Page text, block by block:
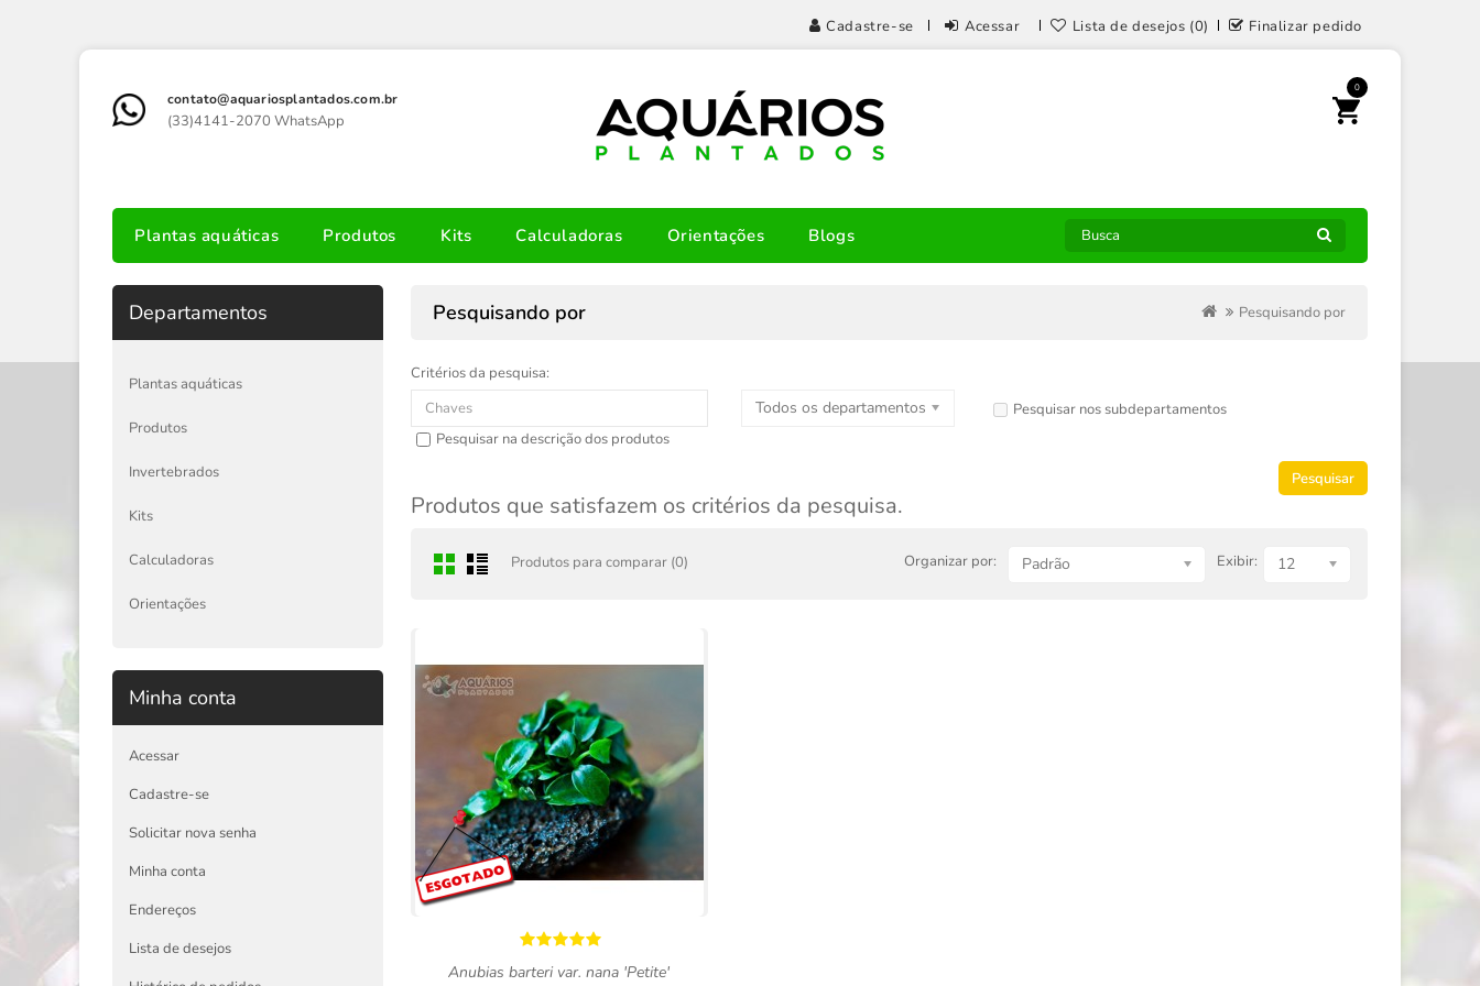
Cadastre-se Acessar Lista de desejos (0) Finalizar pedido
contato@aquariosplantados.com.br
(33)4141-2070 WhatsApp
0
Plantas aquáticas Produtos Kits Calculadoras Orientações Blogs
Departamentos
Plantas aquáticas
Produtos
Invertebrados
Kits
Calculadoras
Orientações
Minha conta
Acessar
Cadastre-se
Solicitar nova senha
Minha conta
Endereços
Lista de desejos
Pesquisando por Pesquisando por
Critérios da pesquisa:
Todos os departamentos
Pesquisar nos subdepartamentos
Pesquisar na descrição dos produtos
Produtos que satisfazem os critérios da pesquisa.
Produtos para comparar (0) Organizar por: Padrão Exibir: 12
Anubias barteri var. nana 'Petite'